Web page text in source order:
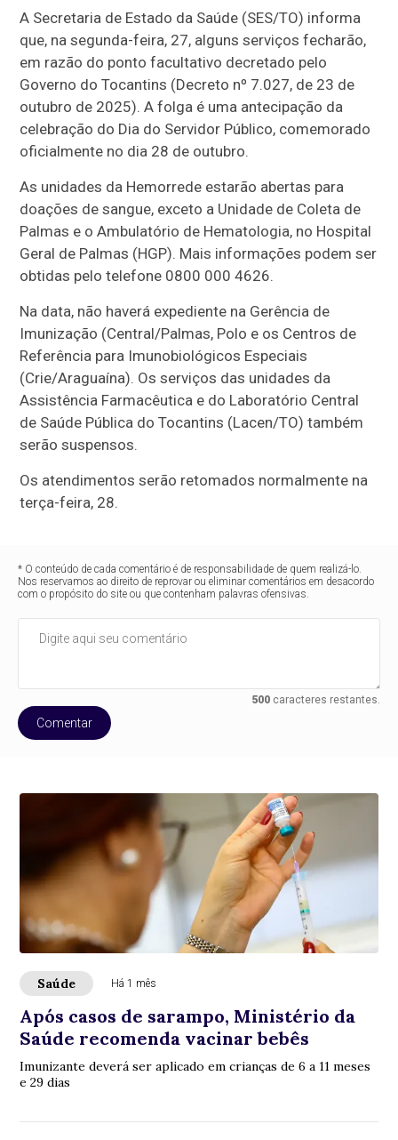
A Secretaria de Estado da Saúde (SES/TO) informa
que, na segunda-feira, 27, alguns serviços fecharão,
em razão do ponto facultativo decretado pelo
Governo do Tocantins (Decreto nº 7.027, de 23 de
outubro de 2025). A folga é uma antecipação da
celebração do Dia do Servidor Público, comemorado
oficialmente no dia 28 de outubro.
As unidades da Hemorrede estarão abertas para
doações de sangue, exceto a Unidade de Coleta de
Palmas e o Ambulatório de Hematologia, no Hospital
Geral de Palmas (HGP). Mais informações podem ser
obtidas pelo telefone 0800 000 4626.
Na data, não haverá expediente na Gerência de
Imunização (Central/Palmas, Polo e os Centros de
Referência para Imunobiológicos Especiais
(Crie/Araguaína). Os serviços das unidades da
Assistência Farmacêutica e do Laboratório Central
de Saúde Pública do Tocantins (Lacen/TO) também
serão suspensos.
Os atendimentos serão retomados normalmente na
terça-feira, 28.
* O conteúdo de cada comentário é de responsabilidade de quem realizá-lo.
Nos reservamos ao direito de reprovar ou eliminar comentários em desacordo
com o propósito do site ou que contenham palavras ofensivas.
500caracteres restantes.
Comentar
Saúde Há 1 mês
Após casos de sarampo, Ministério da
Saúde recomenda vacinar bebês
Imunizante deverá ser aplicado em crianças de 6 a 11 meses
e 29 dias